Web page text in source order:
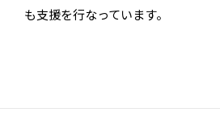
も支援を行なっています。